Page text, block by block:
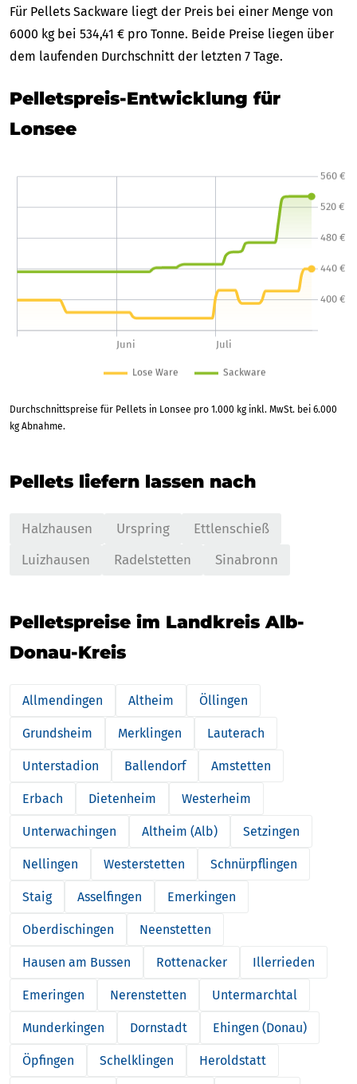
Für Pellets Sackware liegt der Preis bei einer Menge von
6000 kg bei 534,41 € pro Tonne. Beide Preise liegen über
dem laufenden Durchschnitt der letzten 7 Tage.
Pelletspreis-Entwicklung für
Lonsee
Durchschnittspreise für Pellets in Lonsee pro 1.000 kg inkl. MwSt. bei 6.000
kg Abnahme.
Pellets liefern lassen nach
Halzhausen Urspring
Ettlenschieß
Luizhausen
Radelstetten Sinabronn
Pelletspreise im Landkreis Alb-
Donau-Kreis
Allmendingen Altheim Öllingen
Grundsheim Merklingen Lauterach
Unterstadion Ballendorf Amstetten
Erbach Dietenheim Westerheim
Unterwachingen Altheim (Alb) Setzingen
Nellingen Westerstetten Schnürpflingen
Staig Asselfingen Emerkingen
Oberdischingen Neenstetten
Hausen am Bussen Rottenacker Illerrieden
Emeringen Nerenstetten Untermarchtal
Munderkingen Dornstadt Ehingen (Donau)
Öpfingen Schelklingen Heroldstatt